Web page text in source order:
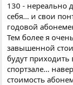
130 - нереально
себя... и свои
годовой
Тем более я
завышенной
будут приходить
спортзале...
стоимость